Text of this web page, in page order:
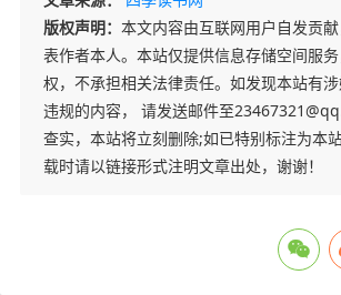
版权声明： 本文内容由互联网用户自发贡
表作者本人。本站仅提供信息存储空间服
权，不承担相关法律责任。如发现本站有
违规的内容， 请发送邮件至
查实，本站将立刻删除;如已特别标注为本
载时请以链接形式注明文章出处，谢谢！